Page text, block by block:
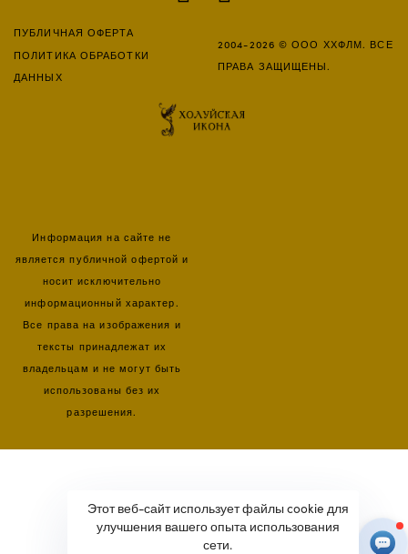
ПУБЛИЧНАЯ ОФЕРТА
ПОЛИТИКА ОБРАБОТКИ
ДАННЫХ
2004-2026 © ООО ХХФЛМ. ВСЕ
ПРАВА ЗАЩИЩЕНЫ.
Информация на сайте не
является публичной офертой и
носит исключительно
информационный характер.
Все права на изображения и
тексты принадлежат их
владельцам и не могут быть
использованы без их
разрешения.
Этот веб-сайт использует файлы cookie для
улучшения вашего опыта использования
сети.